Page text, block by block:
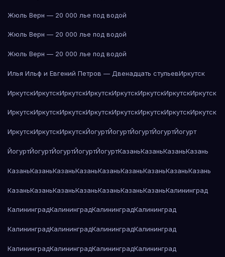
Жюль Верн — 20 000 лье под водой
Жюль Верн — 20 000 лье под водой
Жюль Верн — 20 000 лье под водой
Илья Ильф и Евгений Петров — Двенадцать стульевИркутск
ИркутскИркутскИркутскИркутскИркутскИркутскИркутскИркутск
ИркутскИркутскИркутскИркутскИркутскИркутскИркутскИркутск
ИркутскИркутскИркутскЙогуртЙогуртЙогуртЙогуртЙогурт
ЙогуртЙогуртЙогуртЙогуртЙогуртКазаньКазаньКазаньКазань
КазаньКазаньКазаньКазаньКазаньКазаньКазаньКазаньКазань
КазаньКазаньКазаньКазаньКазаньКазаньКазаньКалининград
КалининградКалининградКалининградКалининград
КалининградКалининградКалининградКалининград
КалининградКалининградКалининградКалининград